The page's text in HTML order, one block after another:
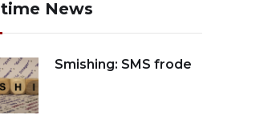
News
Smishing: SMS frode